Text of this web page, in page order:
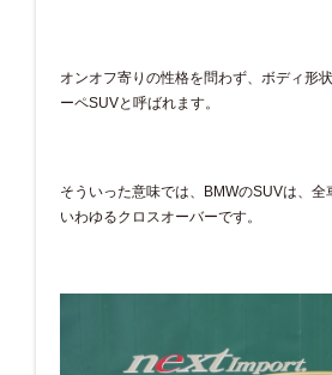
オンオフ寄りの性格を問わず、ボディ形
ーペSUVと呼ばれます。
そういった意味では、BMWのSUVは、全
いわゆるクロスオーバーです。